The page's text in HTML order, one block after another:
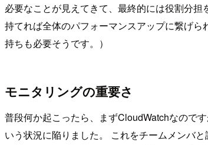
必要なことが見えてきて、最終的には役割分
持てれば全体のパフォーマンスアップに繋げ
持ちも必要そうです。）
モニタリングの重要さ
普段何か起こったら、まずCloudWatchなので
いう状況に陥りました。 これをチームメンバ